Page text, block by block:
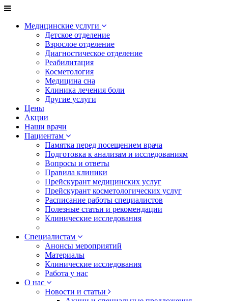
Медицинские услуги
Детское отделение
Взрослое отделение
Диагностическое отделение
Реабилитация
Косметология
Медицина сна
Клиника лечения боли
Другие услуги
Цены
Акции
Наши врачи
Пациентам
Памятка перед посещением врача
Подготовка к анализам и исследованиям
Вопросы и ответы
Правила клиники
Прейскурант медицинских услуг
Прейскурант косметологических услуг
Расписание работы специалистов
Полезные статьи и рекомендации
Клинические исследования
Специалистам
Анонсы мероприятий
Материалы
Клинические исследования
Работа у нас
О нас
Новости и статьи